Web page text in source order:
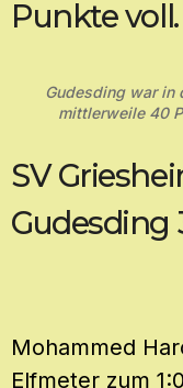
Punkte voll.
Gudesding war in
mittlerweile 40
SV
Gudesding
Mohammed
Elfmeter zum